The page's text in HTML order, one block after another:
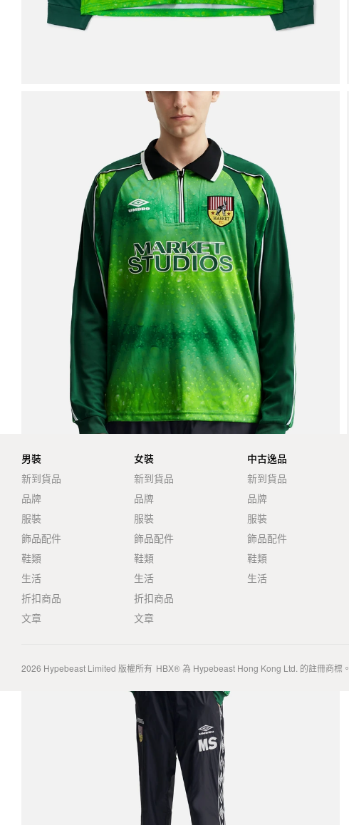
男裝
新到貨品
品牌
服裝
飾品配件
鞋類
生活
折扣商品
文章
女裝
新到貨品
品牌
服裝
飾品配件
鞋類
生活
折扣商品
文章
中古逸品
新到貨品
品牌
服裝
飾品配件
鞋類
生活
2026 Hypebeast Limited 版權所有 HBX® 為 Hypebeast Hong Kong Ltd. 的註冊商標。